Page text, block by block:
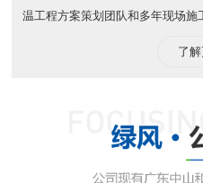
温工程方案策划团队和多年现场施
了